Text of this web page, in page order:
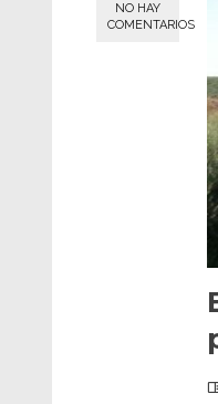
NO HAY
COMENTARIOS